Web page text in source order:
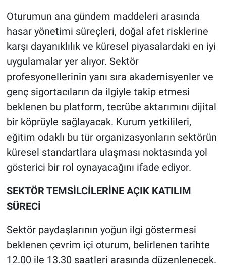
Oturumun ana gündem maddeleri arasında
hasar yönetimi süreçleri, doğal afet risklerine
karşı dayanıklılık ve küresel piyasalardaki en iyi
uygulamalar yer alıyor. Sektör
profesyonellerinin yanı sıra akademisyenler ve
genç sigortacıların da ilgiyle takip etmesi
beklenen bu platform, tecrübe aktarımını dijital
bir köprüyle sağlayacak. Kurum yetkilileri,
eğitim odaklı bu tür organizasyonların sektörün
küresel standartlara ulaşması noktasında yol
gösterici bir rol oynayacağını ifade ediyor.
SEKTÖR TEMSİLCİLERİNE AÇIK KATILIM
SÜRECİ
Sektör paydaşlarının yoğun ilgi göstermesi
beklenen çevrim içi oturum, belirlenen tarihte
12.00 ile 13.30 saatleri arasında düzenlenecek.